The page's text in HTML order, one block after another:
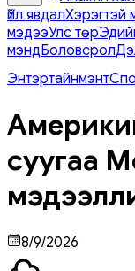
Үйл явдалХэрэгтэй
мэдээУлс төр
мэндБоловсрол
Энтэртайнмэнт
суугаа
8/9/2026